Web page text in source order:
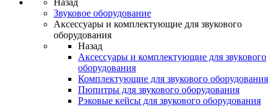
Назад
Звуковое оборудование
Аксессуары и комплектующие для звукового
оборудования
Назад
Аксессуары и комплектующие для звукового
оборудования
Комплектующие для звукового оборудования
Пюпитры для звукового оборудования
Рэковые кейсы для звукового оборудования